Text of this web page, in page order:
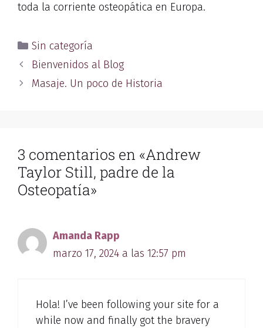
toda la corriente osteopática en Europa.
Sin categoría
Bienvenidos al Blog
Masaje. Un poco de Historia
3 comentarios en «Andrew
Taylor Still, padre de la
Osteopatía»
Amanda Rapp
marzo 17, 2024 a las 12:57 pm
Hola! I’ve been following your site for a
while now and finally got the bravery